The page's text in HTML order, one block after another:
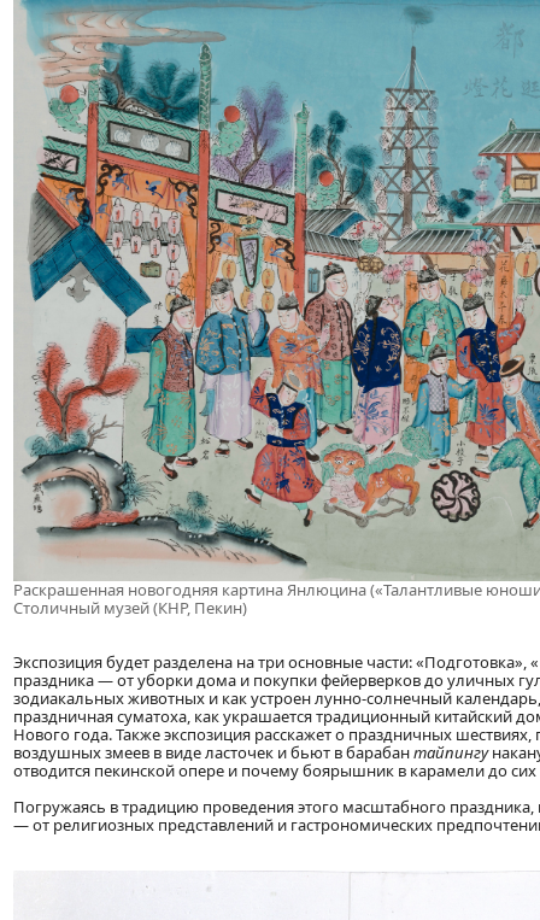
Раскрашенная новогодняя картина Янлюцина («Талантливые
Столичный музей (КНР, Пекин)
Экспозиция будет разделена на три основные части:
праздника — от уборки дома и покупки фейерверков до уличных
зодиакальных животных и как устроен лунно-солнечный
праздничная суматоха, как украшается традиционный китайский
Нового года. Также экспозиция расскажет о праздничных
воздушных змеев в виде ласточек и бьют в барабантайпингу
отводится пекинской опере и почему боярышник в карамели до
Погружаясь в традицию проведения этого масштабного
— от религиозных представлений и гастрономических